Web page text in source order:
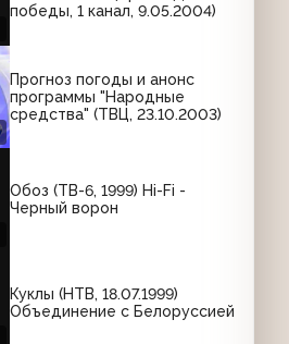
победы, 1 канал, 9.05.2004)
Прогноз погоды и анонс
программы "Народные
средства" (ТВЦ, 23.10.2003)
Обоз (ТВ-6, 1999) Hi-Fi -
Черный ворон
Куклы (НТВ, 18.07.1999)
Объединение с Белоруссией